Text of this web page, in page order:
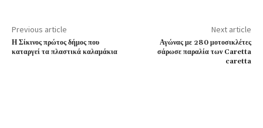
Previous article
Η Σίκινος πρώτος δήμος που
καταργεί τα πλαστικά καλαμάκια
Next article
Αγώνας με 280 μοτοσικλέτες
σάρωσε παραλία των Caretta
caretta